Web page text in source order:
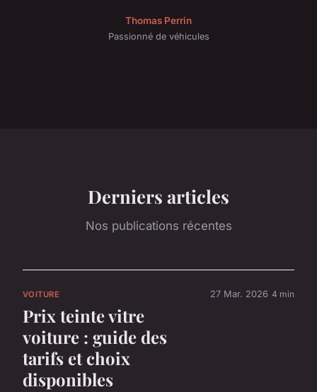
Thomas Perrin
Passionné de véhicules
Derniers articles
Nos publications récentes
VOITURE
Prix teinte vitre
voiture : guide des
tarifs et choix
disponibles
27 Mar. 2026 4 min